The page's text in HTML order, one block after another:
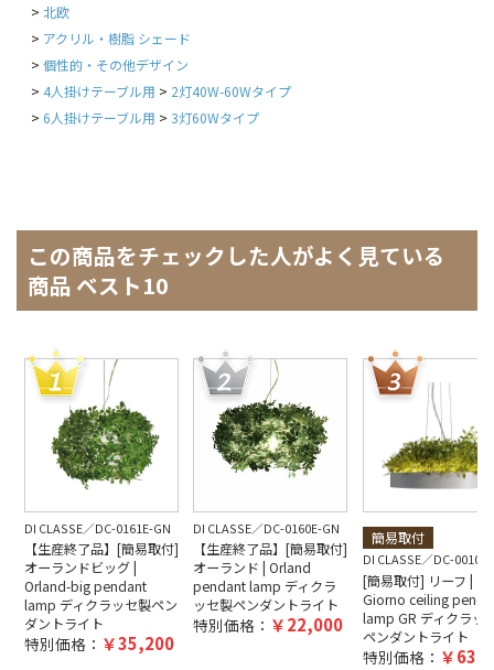
北欧
アクリル・樹脂 シェード
個性的・その他デザイン
4人掛けテーブル用
2灯40W-60Wタイプ
6人掛けテーブル用
3灯60Wタイプ
この商品をチェックした人がよく見ている
商品 ベスト10
DI CLASSE DC-0161E-GN
【生産終了品】[簡易取付]
オーランドビッグ |
Orland-big pendant
lamp ディクラッセ製ペン
ダントライト
特別価格： 35,200
DI CLASSE DC-0160E-GN
【生産終了品】[簡易取付]
オーランド | Orland
pendant lamp ディクラ
ッセ製ペンダントライト
特別価格： 22,000
簡易取付
DI CLASSE DC-
[簡易取付] リーフ |
Giorno ceiling
lamp GR ディクラッ
ペンダントライト
特別価格：